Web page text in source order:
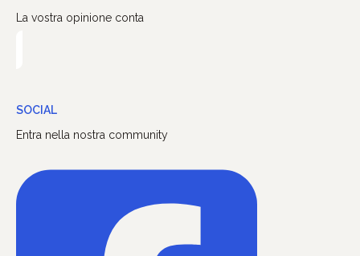
La vostra opinione conta
SOCIAL
Entra nella nostra community